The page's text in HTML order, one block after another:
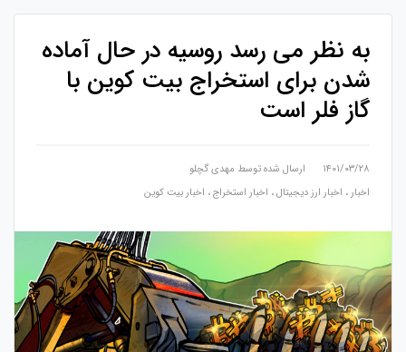
به نظر می رسد روسیه در حال آماده
شدن برای استخراج بیت کوین با
گاز فلر است
۱۴۰۱/۰۳/۲۸ ارسال شده توسط مهدی گچلو
اخبار ، اخبار ارز دیجیتال، اخبار استخراج، اخبار بیت کوین